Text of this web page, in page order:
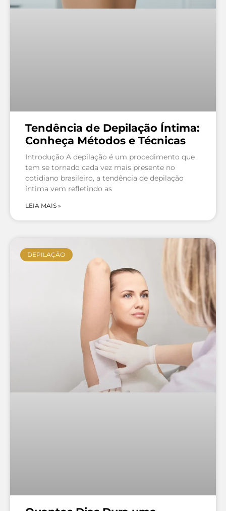
Tendência de Depilação Íntima:
Conheça Métodos e Técnicas
Introdução A depilação é um procedimento que
tem se tornado cada vez mais presente no
cotidiano brasileiro, a tendência de depilação
íntima vem refletindo as
LEIA MAIS »
DEPILAÇÃO